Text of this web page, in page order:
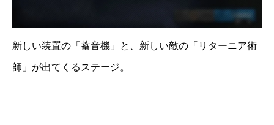
新しい装置の「蓄音機」と、新しい敵の「リターニア術
師」が出てくるステージ。